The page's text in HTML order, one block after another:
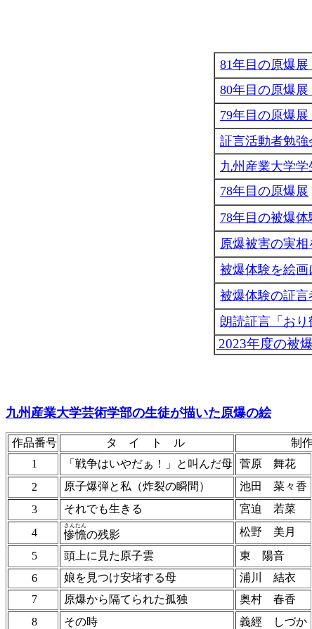
81年目の原爆展
80年目の原爆展
79年目の原爆展
証言活動者勉強
九州産業大学
78年目の原爆展
78年目の被爆体
原爆被害の実
被爆体験を絵画
被爆体験の証
朗読証言「お
2023年度の被
九州産業大学芸術学部の生徒が描いた原爆の絵
作品番号 タ イ ト ル
制
1
「戦争はいやだぁ！」と叫んだ母 菅原 舞花
2
原子爆弾と私（炸裂の瞬間）
池田 菜々香
3
それでも生きる
宮迫 若菜
4
惨憺
さんたん
の残影
松野 美月
5
頭上に見た原子雲
東 陽音
6
娘を見つけ安堵する母
浦川 結衣
7
原爆から隔てられた孤独 奥村 春香
8
その時 義經 しづか